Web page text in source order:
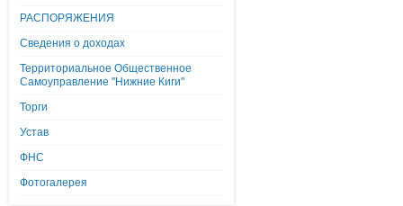
РАСПОРЯЖЕНИЯ
Сведения о доходах
Территориальное Общественное
Самоуправление "Нижние Киги"
Торги
Устав
ФНС
Фотогалерея